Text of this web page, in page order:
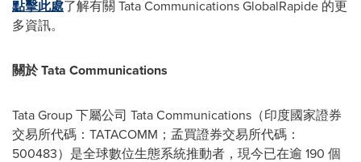
點擊此處了解有關 Tata Communications GlobalRapide 的更
多資訊。
關於Tata Communications
Tata Group 下屬公司 Tata Communications（印度國家證券
交易所代碼：TATACOMM；孟買證券交易所代碼：
500483）是全球數位生態系統推動者，現今已在逾 190 個